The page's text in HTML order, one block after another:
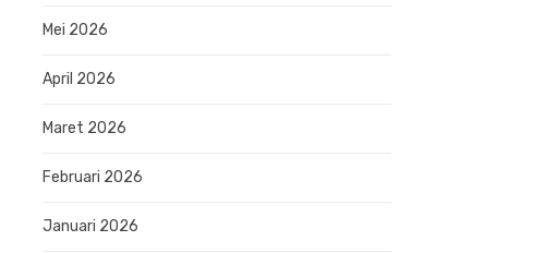
Mei 2026
April 2026
Maret 2026
Februari 2026
Januari 2026